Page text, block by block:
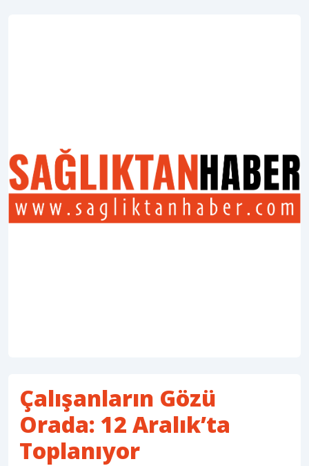
Çalışanların Gözü
Orada: 12 Aralık’ta
Toplanıyor